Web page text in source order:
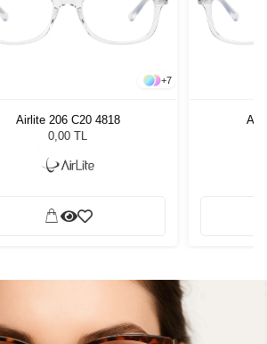
+7
Airlite 206 C20 4818
0,00 TL